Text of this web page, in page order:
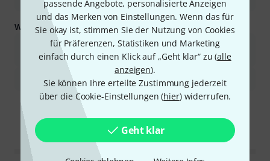
passende Angebote, personalisierte Anzeigen
und das Merken von Einstellungen. Wenn das für
Sie okay ist, stimmen Sie der Nutzung von Cookies
für Präferenzen, Statistiken und Marketing
einfach durch einen Klick auf „Geht klar“ zu (alle
anzeigen).
Sie können Ihre erteilte Zustimmung jederzeit
über die Cookie-Einstellungen (hier) widerrufen.
Geht klar
Was Sie außerdem wissen sollten:
Der Tolex-Bezug kann dünn sein oder kleinere Mängel wie
Luftblasen oder unebene Ecken aufweisen.
Enthält keine Rollen, was den Transport erschweren kann.
Ist diese Zusammenfassung hilfreich?
Markieren Sie diese
Markieren Sie diese